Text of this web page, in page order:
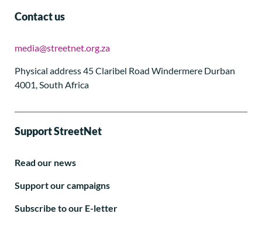
Contact us
media@streetnet.org.za
Physical address 45 Claribel Road Windermere Durban
4001, South Africa
Support StreetNet
Read our news
Support our campaigns
Subscribe to our E-letter